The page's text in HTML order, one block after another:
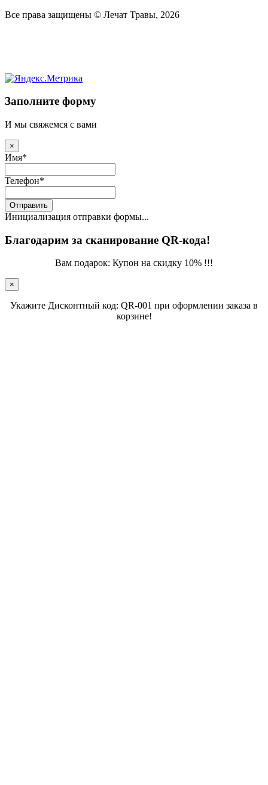
Все права защищены © Лечат Травы, 2026
Заполните форму
И мы свяжемся с вами
×
Имя*
Телефон*
Отправить
Инициализация отправки формы...
Благодарим за сканирование QR-кода!
Вам подарок: Купон на скидку 10% !!!
×
Укажите Дисконтный код: QR-001 при оформлении заказа в
корзине!